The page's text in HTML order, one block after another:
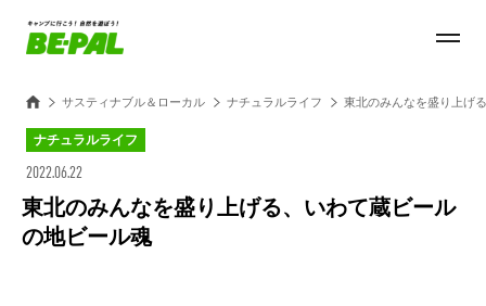
サスティナブル＆ローカル ナチュラルライフ 東北のみんなを盛り上げ
ナチュラルライフ
2022.06.22
東北のみんなを盛り上げる、いわて蔵ビール
の地ビール魂